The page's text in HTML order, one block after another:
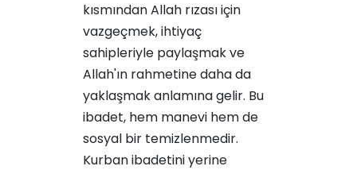
kısmından Allah rızası için
vazgeçmek, ihtiyaç
sahipleriyle paylaşmak ve
Allah'ın rahmetine daha da
yaklaşmak anlamına gelir. Bu
ibadet, hem manevi hem de
sosyal bir temizlenmedir.
Kurban ibadetini yerine